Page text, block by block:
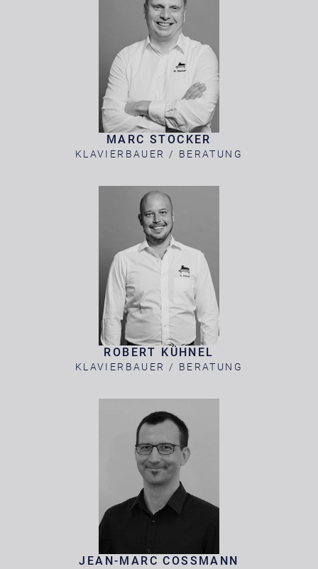
MARC STOCKER
KLAVIERBAUER / BERATUNG
ROBERT KÜHNEL
KLAVIERBAUER / BERATUNG
JEAN-MARC COSSMANN